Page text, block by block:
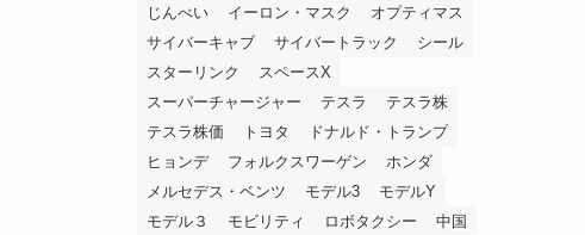
じんべい
イーロン・マスク
オプティマス
サイバーキャブ
サイバートラック
シール
スターリンク
スペースX
スーパーチャージャー
テスラ
テスラ株
テスラ株価
トヨタ
ドナルド・トランプ
ヒョンデ
フォルクスワーゲン
ホンダ
メルセデス・ベンツ
モデル3
モデルY
モデル３
モビリティ ロボタクシー
中国